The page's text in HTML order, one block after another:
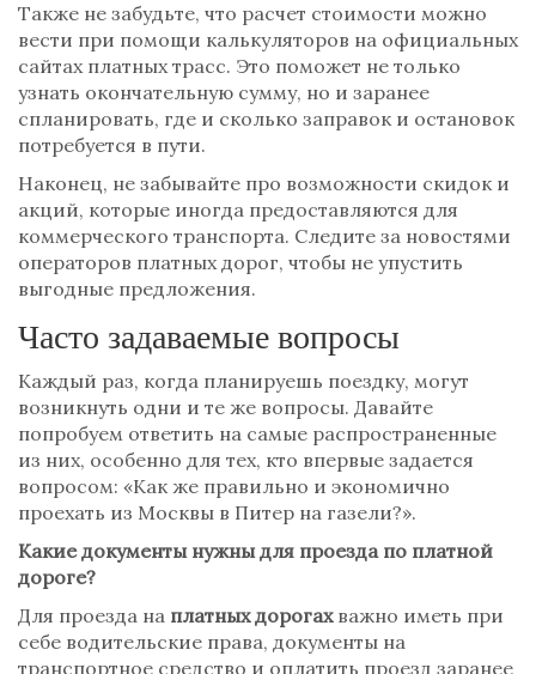
Также не забудьте, что расчет стоимости можно
вести при помощи калькуляторов на официальных
сайтах платных трасс. Это поможет не только
узнать окончательную сумму, но и заранее
спланировать, где и сколько заправок и остановок
потребуется в пути.
Наконец, не забывайте про возможности скидок и
акций, которые иногда предоставляются для
коммерческого транспорта. Следите за новостями
операторов платных дорог, чтобы не упустить
выгодные предложения.
Часто задаваемые вопросы
Каждый раз, когда планируешь поездку, могут
возникнуть одни и те же вопросы. Давайте
попробуем ответить на самые распространенные
из них, особенно для тех, кто впервые задается
вопросом: «Как же правильно и экономично
проехать из Москвы в Питер на газели?».
Какие документы нужны для проезда по платной
дороге?
Для проезда на платных дорогахважно иметь при
себе водительские права, документы на
транспортное средство и оплатить проезд заранее